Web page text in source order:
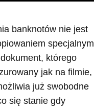
banknotów nie jest
specjalnym
którego
jak na filmie,
już swobodne
się stanie gdy